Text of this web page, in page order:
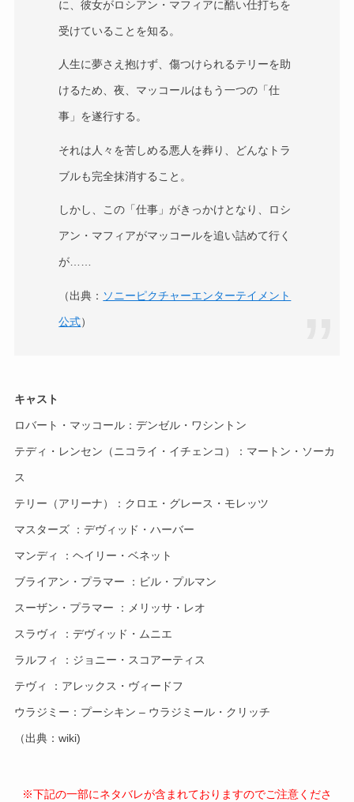
に、彼女がロシアン・マフィアに酷い仕打ちを
受けていることを知る。
人生に夢さえ抱けず、傷つけられるテリーを助
けるため、夜、マッコールはもう一つの「仕
事」を遂行する。
それは人々を苦しめる悪人を葬り、どんなトラ
ブルも完全抹消すること。
しかし、この「仕事」がきっかけとなり、ロシ
アン・マフィアがマッコールを追い詰めて行く
が……
（出典： ソニーピクチャーエンターテイメント
公式）
キャスト
ロバート・マッコール：デンゼル・ワシントン
テディ・レンセン（ニコライ・イチェンコ）：マートン・ソーカ
ス
テリー（アリーナ）：クロエ・グレース・モレッツ
マスターズ ：デヴィッド・ハーバー
マンディ ：ヘイリー・ベネット
ブライアン・プラマー ：ビル・プルマン
スーザン・プラマー ：メリッサ・レオ
スラヴィ ： デヴィッド・ムニエ
ラルフィ ：ジョニー・スコアーティス
テヴィ ： アレックス・ヴィードフ
ウラジミー：プーシキン – ウラジミール・クリッチ
（出典：wiki)
※下記の一部にネタバレが含まれておりますのでご注意くださ